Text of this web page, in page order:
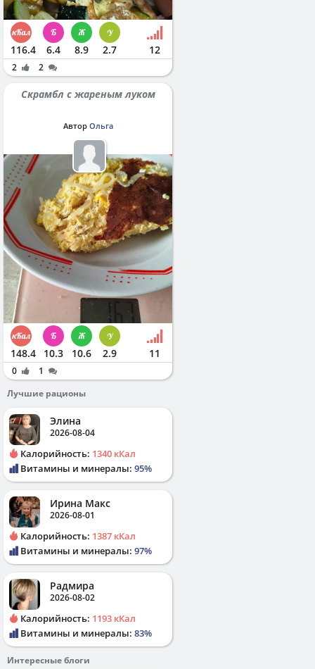
116.4 6.4 8.9 2.7 12
2 2
Скрамбл с жареным луком
Автор Ольга
148.4 10.3 10.6 2.9 11
0
1
Лучшие рационы
Элина
2026-08-04
Калорийность: 1340 кКал
Витамины и минералы: 95%
Ирина Макс
2026-08-01
Калорийность: 1387 кКал
Витамины и минералы: 97%
Радмира
2026-08-02
Калорийность: 1193 кКал
Витамины и минералы: 83%
Интересные блоги